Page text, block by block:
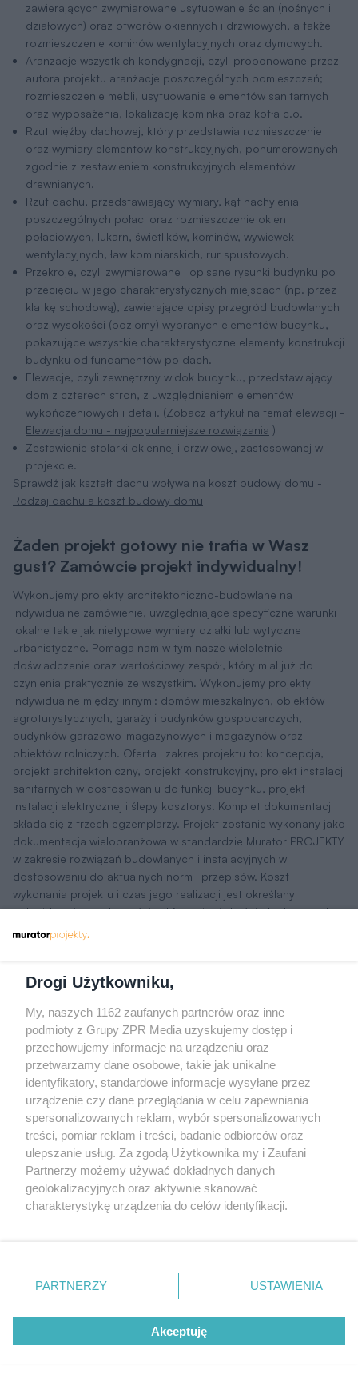
zawierających zwymiarowane usytuowanie ścian (nośnych i
działowych) oraz otworów okiennych i drzwiowych, a także
rozmieszczenie kominów wentylacyjnych oraz dymowych.
Aranżacje wszystkich kondygnacji, czyli proponowane przez
autora projektu aranżacje poszczególnych pomieszczeń;
rozmieszczenie mebli, usytuowanie elementów sanitarnych
oraz wyposażenia, lokalizację kominka oraz kotła c.o.
Rzut więźby dachowej, który przedstawia rozmieszczenie
oraz wymiary elementów konstrukcyjnych, ponumerowanych
zgodnie z zestawieniem konstrukcyjnych elementów
drewnianych.
Rzut dachu, przedstawiający wymiary, kąt nachylenia
poszczególnych połaci oraz rozmieszczenie okien
połaciowych, lukarn, świetlików, kominów, wywiewek
wentylacyjnych, ław kominiarskich, rur spustowych.
Przekroje, czyli zwymiarowane i opisane rysunki budynku po
przecięciu w jego charakterystycznych miejscach (np. przez
klatkę schodową), zawierające opisy przegród budowlanych
oraz wysokości (poziomy) wybranych elementów budynku,
pokazujące wszystkie charakterystyczne elementy konstrukcji
budynku od fundamentów po dach.
Elewacje, czyli zewnętrzny widok budynku, przedstawiający
dom z czterech stron, z uwzględnieniem elementów
wykończeniowych i detali. (Zobacz artykuł na temat elewacji -
Elewacja domu - najpopularniejsze rozwiązania )
Zestawienie stolarki okiennej i drzwiowej, zastosowanej w
projekcie.
Sprawdź jak kształt dachu wpływa na koszt budowy domu -
Rodzaj dachu a koszt budowy domu
Żaden projekt gotowy nie trafia w Wasz
gust? Zamówcie projekt indywidualny!
Wykonujemy projekty architektoniczno-budowlane na
indywidualne zamówienie, uwzględniające specyficzne warunki
lokalne takie jak nietypowe wymiary działki lub wytyczne
urbanistyczne. Pomaga nam w tym nasze wieloletnie
doświadczenie oraz wartościowy zespół, który miał już do
czynienia praktycznie ze wszystkim. Wykonujemy projekty
indywidualne między innymi: domów mieszkalnych, obiektów
agroturystycznych, garaży i budynków gospodarczych,
budynków garażowo-magazynowych i magazynów oraz
obiektów rolniczych. Oferta i zakres projektu to: koncepcja,
projekt architektoniczny, projekt konstrukcyjny, projekt instalacji
sanitarnych w dostosowaniu do funkcji budynku, projekt
instalacji elektrycznej i ślepy kosztorys. Komplet dokumentacji
składa się z trzech egzemplarzy. Projekt zostanie wykonany jako
dokumentacja wielobranżowa w standardzie Murator PROJEKTY
w zakresie rozwiązań budowlanych i instalacyjnych w
dostosowaniu do aktualnych norm i przepisów. Koszt
wykonania projektu i czas jego realizacji jest określany
indywidualnie w zależności od funkcji, wielkości obiektu, a także
zakresu rozwiązań instalacyjnych. W celu ustalenia szczegółów
– w przypadku dodatkowych pytań zapraszamy do kontaktu z
Zapisz sie na newsletter Murator
PROJEKTY
Zapisz się
Otrzymasz e-poradnik „Dom energooszczędny
👍 informacje o nowościach i promocjach.
Drogi Użytkowniku,
My, naszych 1162 zaufanych partnerów oraz inne
podmioty z Grupy ZPR Media uzyskujemy dostęp i
przechowujemy informacje na urządzeniu oraz
przetwarzamy dane osobowe, takie jak unikalne
identyfikatory, standardowe informacje wysyłane przez
urządzenie czy dane przeglądania w celu zapewniania
spersonalizowanych reklam, wybór spersonalizowanych
treści, pomiar reklam i treści, badanie odbiorców oraz
ulepszanie usług. Za zgodą Użytkownika my i Zaufani
Partnerzy możemy używać dokładnych danych
geolokalizacyjnych oraz aktywnie skanować
charakterystykę urządzenia do celów identyfikacji.
zmienić/wycofać klikając przycisk ustawień prywatności
znajdujący się w lewym dolnym rogu strony
rodzaje przetwarzania danych nie wymagają zgody
użytkownika, ale masz prawo sprzeciwić się takiemu
przetwarzaniu. Preferencje będą miały zastosowanie tylko
PARTNERZY USTAWIENIA
Akceptuję